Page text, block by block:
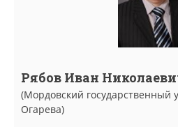
Рябов Иван
(Мордовский государственный
Огарева)